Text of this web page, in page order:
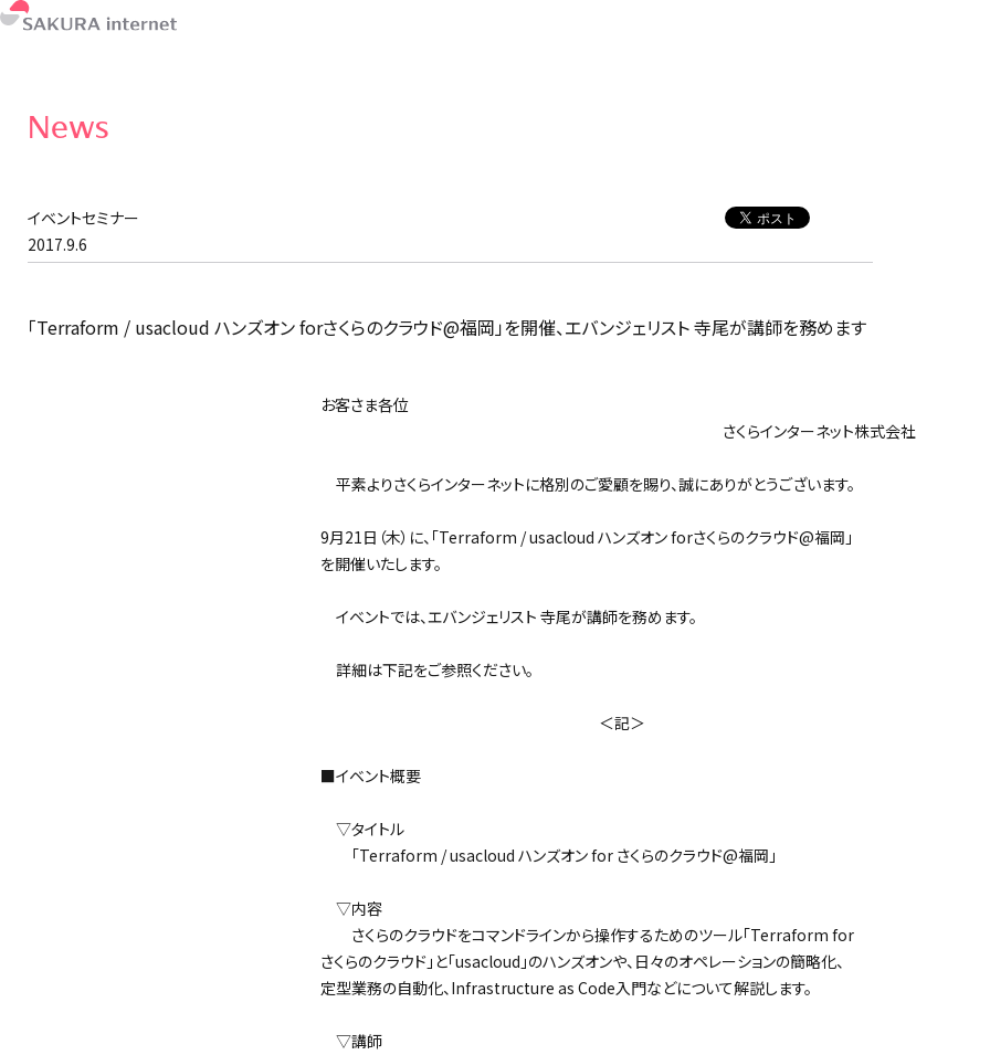
News
イベントセミナー
2017.9.6
「Terraform / usacloud ハンズオン forさくらのクラウド@福岡」を開催、エバンジェリスト 寺尾が講師を務めます
お客さま各位
さくらインターネット株式会社
平素よりさくらインターネットに格別のご愛顧を賜り、誠にありがとうございます。
9月21日（木）に、「Terraform / usacloud ハンズオン forさくらのクラウド@福岡」
を開催いたします。
イベントでは、エバンジェリスト 寺尾が講師を務めます。
詳細は下記をご参照ください。
＜記＞
■イベント概要
▽タイトル
「Terraform / usacloud ハンズオン for さくらのクラウド@福岡」
▽内容
さくらのクラウドをコマンドラインから操作するためのツール「Terraform for
さくらのクラウド」と「usacloud」のハンズオンや、日々のオペレーションの簡略化、
定型業務の自動化、Infrastructure as Code入門などについて解説します。
▽講師